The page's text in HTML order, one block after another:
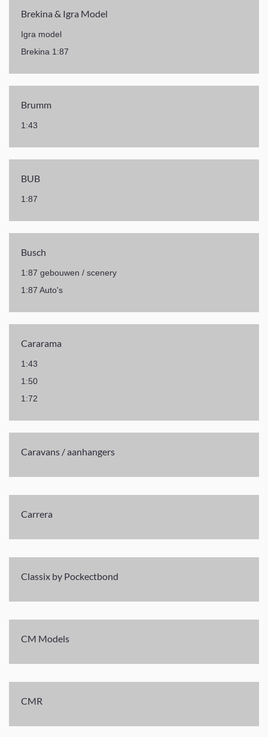
Brekina & Igra Model
Igra model
Brekina 1:87
Brumm
1:43
BUB
1:87
Busch
1:87 gebouwen / scenery
1:87 Auto's
Cararama
1:43
1:50
1:72
Caravans / aanhangers
Carrera
Classix by Pockectbond
CM Models
CMR